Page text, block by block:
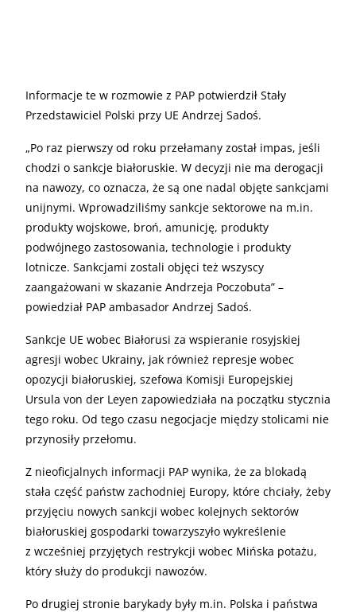
Informacje te w rozmowie z PAP potwierdził Stały
Przedstawiciel Polski przy UE Andrzej Sadoś.
„Po raz pierwszy od roku przełamany został impas, jeśli
chodzi o sankcje białoruskie. W decyzji nie ma derogacji
na nawozy, co oznacza, że są one nadal objęte sankcjami
unijnymi. Wprowadziliśmy sankcje sektorowe na m.in.
produkty wojskowe, broń, amunicję, produkty
podwójnego zastosowania, technologie i produkty
lotnicze. Sankcjami zostali objęci też wszyscy
zaangażowani w skazanie Andrzeja Poczobuta” –
powiedział PAP ambasador Andrzej Sadoś.
Sankcje UE wobec Białorusi za wspieranie rosyjskiej
agresji wobec Ukrainy, jak również represje wobec
opozycji białoruskiej, szefowa Komisji Europejskiej
Ursula von der Leyen zapowiedziała na początku stycznia
tego roku. Od tego czasu negocjacje między stolicami nie
przynosiły przełomu.
Z nieoficjalnych informacji PAP wynika, że za blokadą
stała część państw zachodniej Europy, które chciały, żeby
przyjęciu nowych sankcji wobec kolejnych sektorów
białoruskiej gospodarki towarzyszyło wykreślenie
z wcześniej przyjętych restrykcji wobec Mińska potażu,
który służy do produkcji nawozów.
Po drugiej stronie barykady były m.in. Polska i państwa